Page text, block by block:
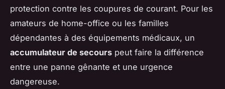
protection contre les coupures de courant. Pour les
amateurs de home-office ou les familles
dépendantes à des équipements médicaux, un
accumulateur de secours peut faire la différence
entre une panne gênante et une urgence
dangereuse.